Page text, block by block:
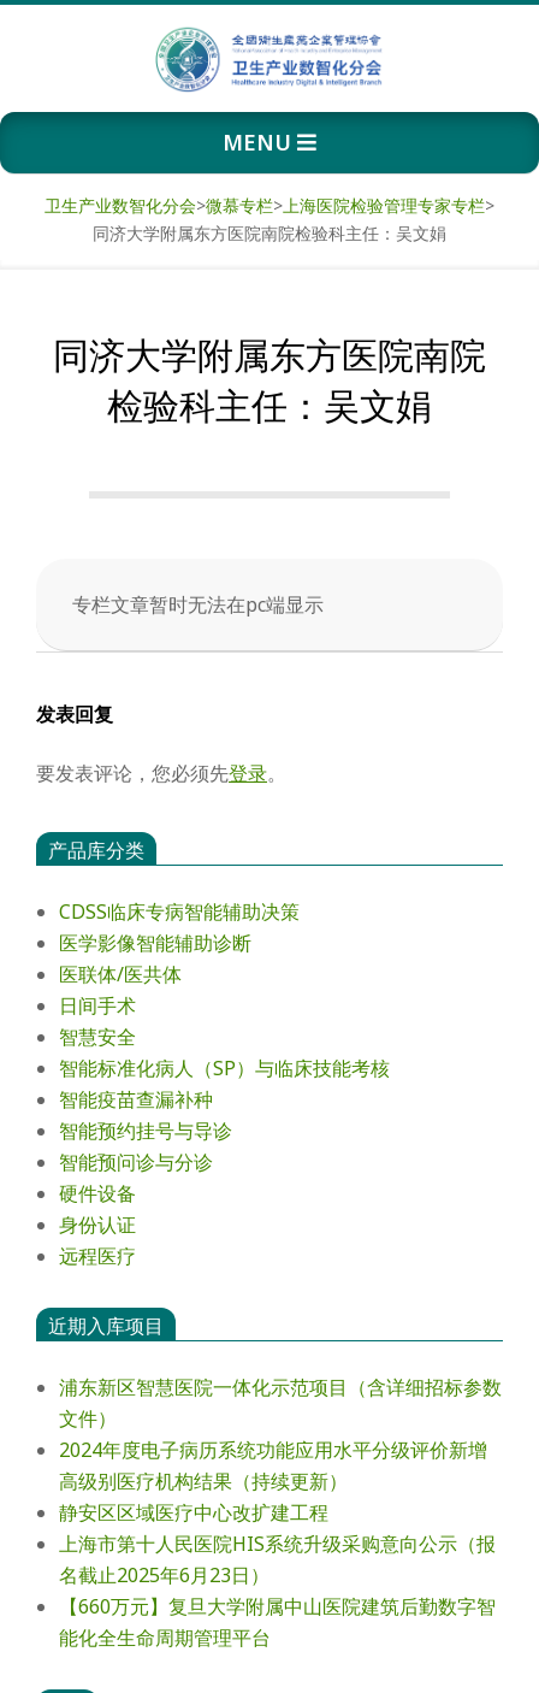
卫
生
产
数
会
Primary
Navigation
MENU
卫生产业数智化分会>微慕专栏>上海医院检验管理专家专栏>
同济大学附属东方医院南院检验科主任：吴文娟
同济大学附属东方医院南院
检验科主任：吴文娟
专栏文章暂时无法在pc端显示
2025-
31
发表回复
要发表评论，您必须先登录。
产品库分类
CDSS临床专病智能辅助决策
医学影像智能辅助诊断
医联体/医共体
日间手术
智慧安全
智能标准化病人（SP）与临床技能考核
智能疫苗查漏补种
智能预约挂号与导诊
智能预问诊与分诊
硬件设备
身份认证
远程医疗
近期入库项目
浦东新区智慧医院一体化示范项目（含详细招标参数
文件）
2024年度电⼦病历系统功能应⽤⽔平分级评价新增
⾼级别医疗机构结果（持续更新）
静安区区域医疗中心改扩建工程
上海市第十人民医院HIS系统升级采购意向公示（报
名截止2025年6月23日）
【660万元】复旦大学附属中山医院建筑后勤数字智
能化全生命周期管理平台